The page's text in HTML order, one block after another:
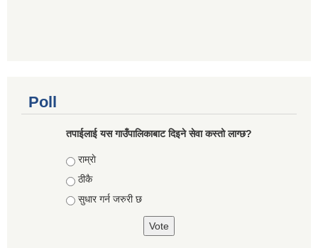
Poll
तपाईलाई यस गाउँपालिकाबाट दिइने सेवा कस्तो लाग्छ?
Choices
राम्राे
ठीकै
सुधार गर्न जरुरी छ